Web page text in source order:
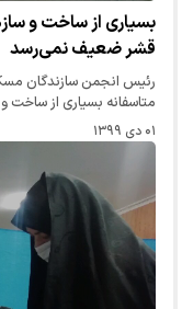
بسیاری از ساخت و
قشر ضعیف نمی‌رسد
رئیس انجمن سازندگان
متاسفانه بسیاری از
۰۱ دی ۱۳۹۹